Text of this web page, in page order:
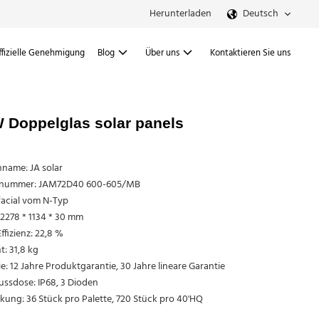
Herunterladen Deutsch
Genehmigung Blog Über uns Kontaktieren Sie uns
Doppelglas solar panels
JA solar
JAM72D40 600-605/MB
vom N-Typ
* 1134 * 30 mm
22,8 %
31,8 kg
12 Jahre Produktgarantie, 30 Jahre lineare Garantie
IP68, 3 Dioden
36 Stück pro Palette, 720 Stück pro 40'HQ